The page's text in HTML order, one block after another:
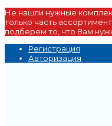
Не нашли нужные
только часть
подберем то, что Вам
Регистрация
Авторизация